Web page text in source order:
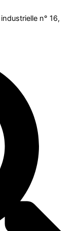
n° 16,